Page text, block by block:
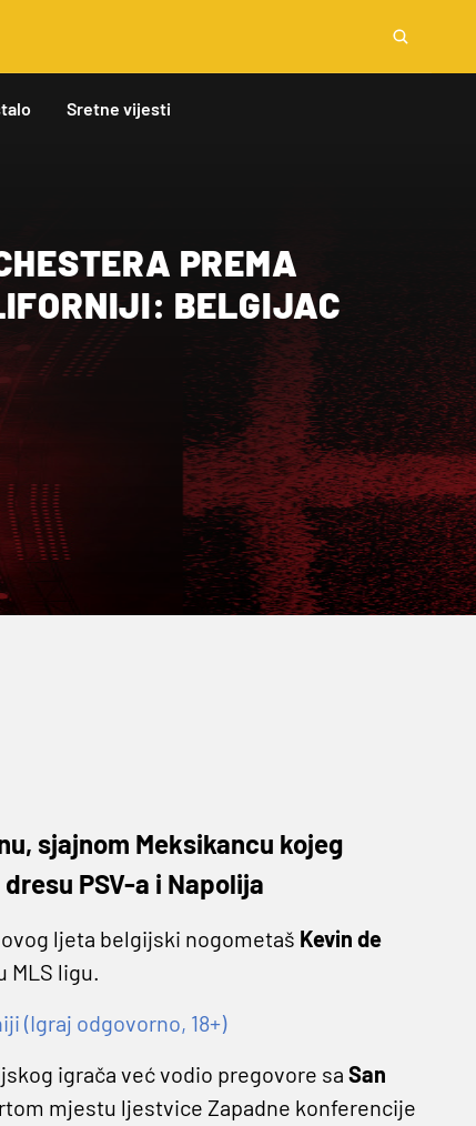
Sretne vijesti
PREMA
BELGIJAC
sjajnom Meksikancu kojeg
PSV-a i Napolija
ljeta belgijski nogometaš Kevin de
MLS ligu.
(Igraj odgovorno, 18+)
igrača već vodio pregovore sa San
mjestu ljestvice Zapadne konferencije